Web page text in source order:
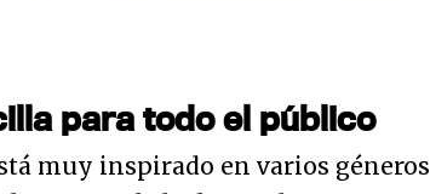
para todo el público
muy inspirado en varios géneros